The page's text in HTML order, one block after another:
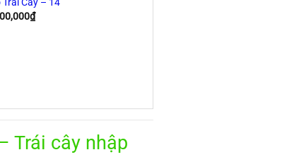
Trái Cây – 14
₫
Trái cây nhập